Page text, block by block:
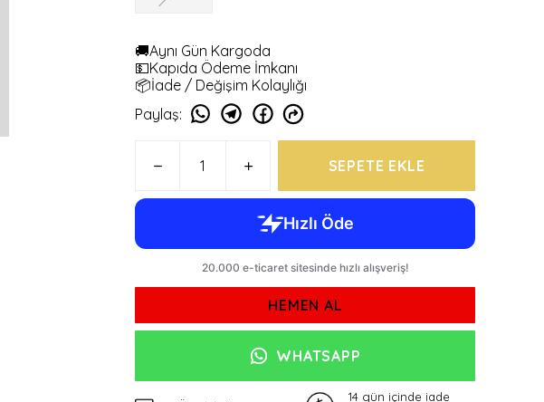
🚚Aynı Gün Kargoda
💵Kapıda Ödeme İmkanı
📦İade / Değişim Kolaylığı
Paylaş:
SEPETE EKLE
HEMEN AL
WHATSAPP
14 gün içinde iade